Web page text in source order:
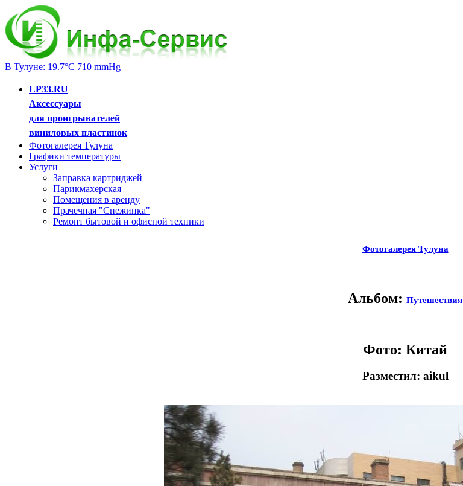
В Тулуне: 19.7°C 710 mmHg
LP33.RU
Аксессуары
для проигрывателей
виниловых пластинок
Фотогалерея Тулуна
Графики температуры
Услуги
Заправка картриджей
Парикмахерская
Помещения в аренду
Прачечная "Снежинка"
Ремонт бытовой и офисной техники
Фотогалерея Тулуна
Альбом: Путешествия
Фото: Китай
Разместил: aikul